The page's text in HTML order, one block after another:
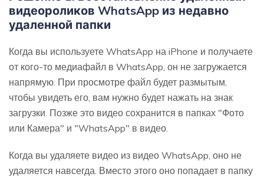
видеороликов WhatsApp из недавно
удаленной папки
Когда вы используете WhatsApp на iPhone и получаете
от кого-то медиафайл в WhatsApp, он не загружается
напрямую. При просмотре файл будет размытым,
чтобы увидеть его, вам нужно будет нажать на знак
загрузки. Позже это видео сохранится в папках "Фото
или Камера" и "WhatsApp" в видео.
Когда вы удаляете видео из видео WhatsApp, оно не
удаляется навсегда. Вместо этого оно попадает в папку